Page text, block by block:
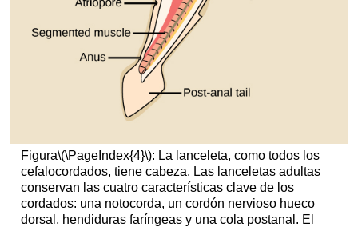
Figura\(\PageIndex{4}\): La lanceleta, como todos los
cefalocordados, tiene cabeza. Las lanceletas adultas
conservan las cuatro características clave de los
cordados: una notocorda, un cordón nervioso hueco
dorsal, hendiduras faríngeas y una cola postanal. El